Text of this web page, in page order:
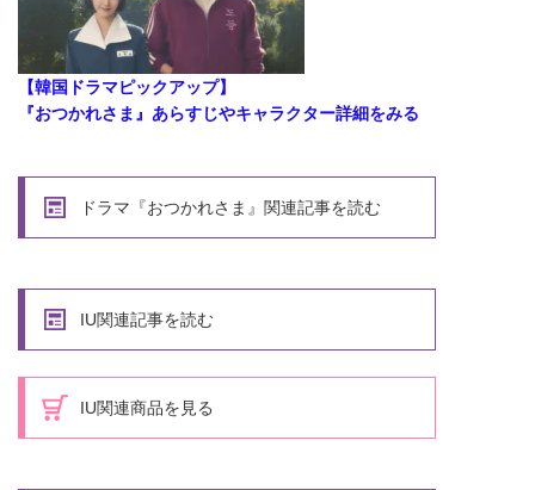
【韓国ドラマピックアップ】
『おつかれさま』あらすじやキャラクター詳細をみる
ドラマ『おつかれさま』関連記事を読む
IU関連記事を読む
IU関連商品を見る